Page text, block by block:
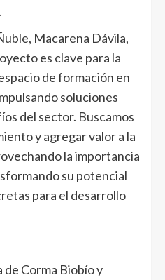
Macarena Dávila,
es clave para la
de formación en
soluciones
del sector. Buscamos
y agregar valor a la
la importancia
su potencial
para el desarrollo
de Corma Biobío y